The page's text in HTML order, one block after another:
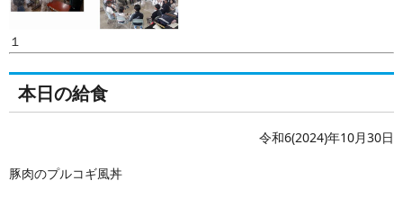
１
本日の給食
令和6(2024)年10月30日
豚肉のプルコギ風丼